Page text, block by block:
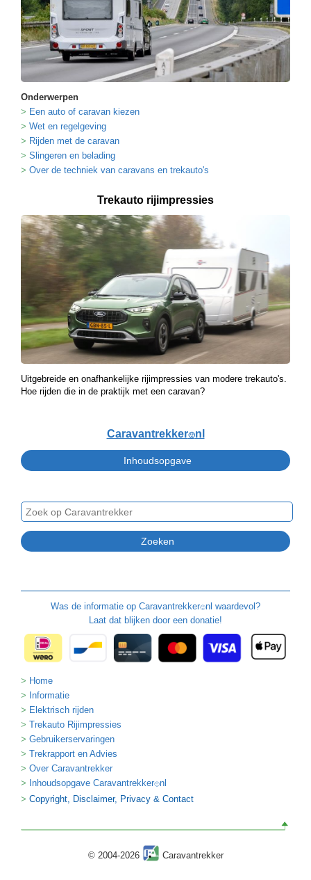
Onderwerpen
Een auto of caravan kiezen
Wet en regelgeving
Rijden met de caravan
Slingeren en belading
Over de techniek van caravans en trekauto's
Trekauto rijimpressies
Uitgebreide en onafhankelijke rijimpressies van modere trekauto's.
Hoe rijden die in de praktijk met een caravan?
Caravantrekker🙂nl
Was de informatie op Caravantrekker🙂nl waardevol?
Laat dat blijken door een donatie!
Home
Informatie
Elektrisch rijden
Trekauto Rijimpressies
Gebruikerservaringen
Trekrapport en Advies
Over Caravantrekker
Inhoudsopgave Caravantrekker🙂nl
Copyright, Disclaimer, Privacy & Contact
© 2004-2026 Caravantrekker